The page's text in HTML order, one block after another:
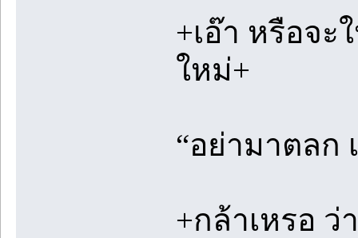
+เอ๊า หรือจะ
ใหม่+
“อย่ามาตลก
+กล้าเหรอ